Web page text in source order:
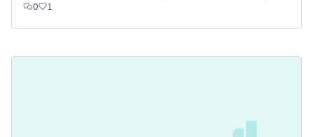
0
1